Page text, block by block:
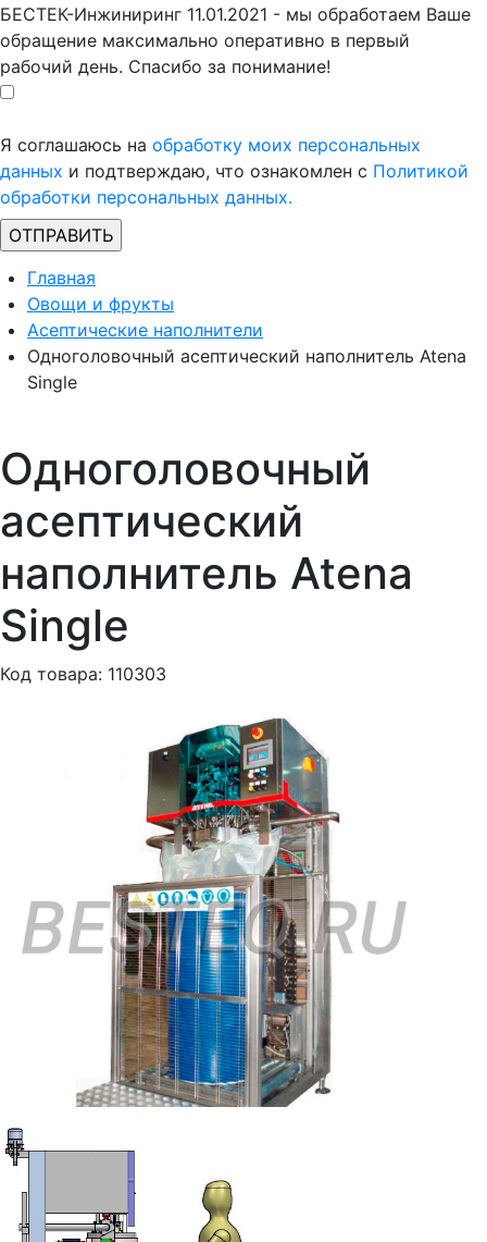
БЕСТЕК-Инжиниринг 11.01.2021 - мы обработаем Ваше
обращение максимально оперативно в первый
рабочий день. Спасибо за понимание!
Я соглашаюсь на обработку моих персональных
данных и подтверждаю, что ознакомлен с Политикой
обработки персональных данных.
Главная
Овощи и фрукты
Асептические наполнители
Одноголовочный асептический наполнитель Atena
Single
Одноголовочный
асептический
наполнитель Atena
Single
Код товара: 110303